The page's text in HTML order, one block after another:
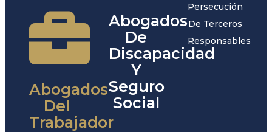
Abogados
Del
Trabajador
Abogados
De
Discapacidad
Y
Seguro
Social
Persecución
De Terceros
Responsables